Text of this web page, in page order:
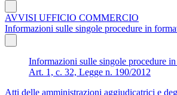
AVVISI UFFICIO COMMERCIO
Informazioni sulle singole procedure in
Informazioni sulle singole procedure
Art. 1, c. 32, Legge n. 190/2012
Atti delle amministrazioni aggiudicatrici e